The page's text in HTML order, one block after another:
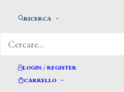
RICERCA
LOGIN / REGISTER
CARRELLO
La professione di
paesaggi che presentò alle